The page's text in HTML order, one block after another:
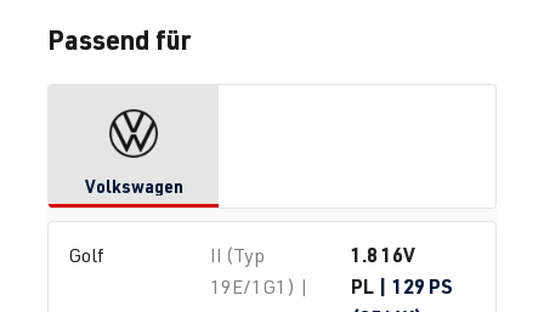
Passend für
Volkswagen
Golf
II (Typ
19E/1G1) |
1.8 16V
PL | 129 PS